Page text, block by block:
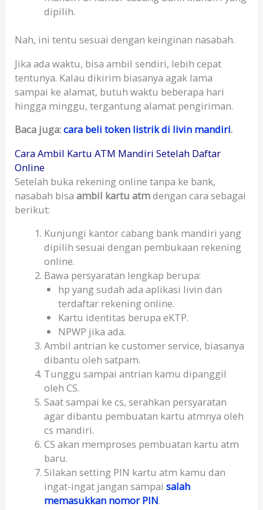
dipilih.
Nah, ini tentu sesuai dengan keinginan nasabah.
Jika ada waktu, bisa ambil sendiri, lebih cepat
tentunya. Kalau dikirim biasanya agak lama
sampai ke alamat, butuh waktu beberapa hari
hingga minggu, tergantung alamat pengiriman.
Baca juga:cara beli token listrik di livin mandiri.
Cara Ambil Kartu ATM Mandiri Setelah Daftar
Online
Setelah buka rekening online tanpa ke bank,
nasabah bisaambil kartu atmdengan cara sebagai
berikut:
Kunjungi kantor cabang bank mandiri yang
dipilih sesuai dengan pembukaan rekening
online.
Bawa persyaratan lengkap berupa:
hp yang sudah ada aplikasi livin dan
terdaftar rekening online.
Kartu identitas berupa eKTP.
NPWP jika ada.
Ambil antrian ke customer service, biasanya
dibantu oleh satpam.
Tunggu sampai antrian kamu dipanggil
oleh CS.
Saat sampai ke cs, serahkan persyaratan
agar dibantu pembuatan kartu atmnya oleh
cs mandiri.
CS akan memproses pembuatan kartu atm
baru.
Silakan setting PIN kartu atm kamu dan
ingat-ingat jangan sampai salah
memasukkan nomor PIN.